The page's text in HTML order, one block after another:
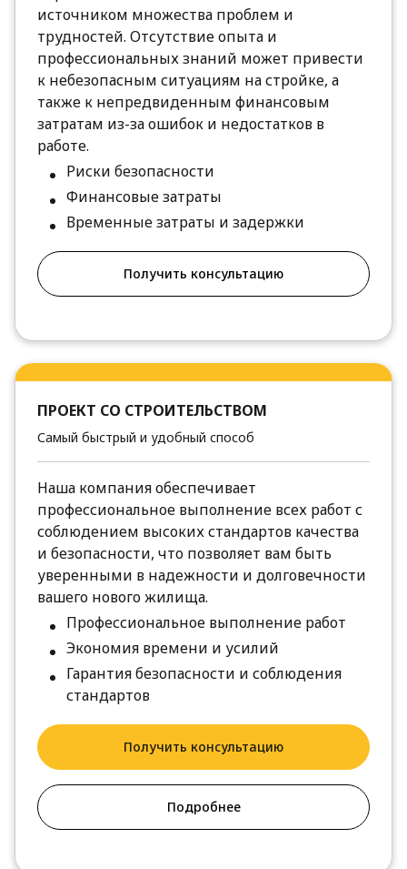
источником множества проблем и
трудностей. Отсутствие опыта и
профессиональных знаний может привести
к небезопасным ситуациям на стройке, а
также к непредвиденным финансовым
затратам из-за ошибок и недостатков в
работе.
Риски безопасности
Финансовые затраты
Временные затраты и задержки
Получить консультацию
ПРОЕКТ СО СТРОИТЕЛЬСТВОМ
Самый быстрый и удобный способ
Наша компания обеспечивает
профессиональное выполнение всех работ с
соблюдением высоких стандартов качества
и безопасности, что позволяет вам быть
уверенными в надежности и долговечности
вашего нового жилища.
Профессиональное выполнение работ
Экономия времени и усилий
Гарантия безопасности и соблюдения
стандартов
Получить консультацию
Подробнее